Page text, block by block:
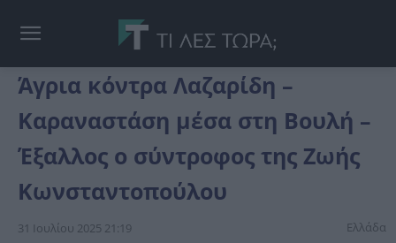
Άγρια κόντρα Λαζαρίδη –
Καραναστάση μέσα στη Βουλή –
Έξαλλος ο σύντροφος της Ζωής
Κωνσταντοπούλου
31 Ιουλίου 2025 21:19 Ελλάδα